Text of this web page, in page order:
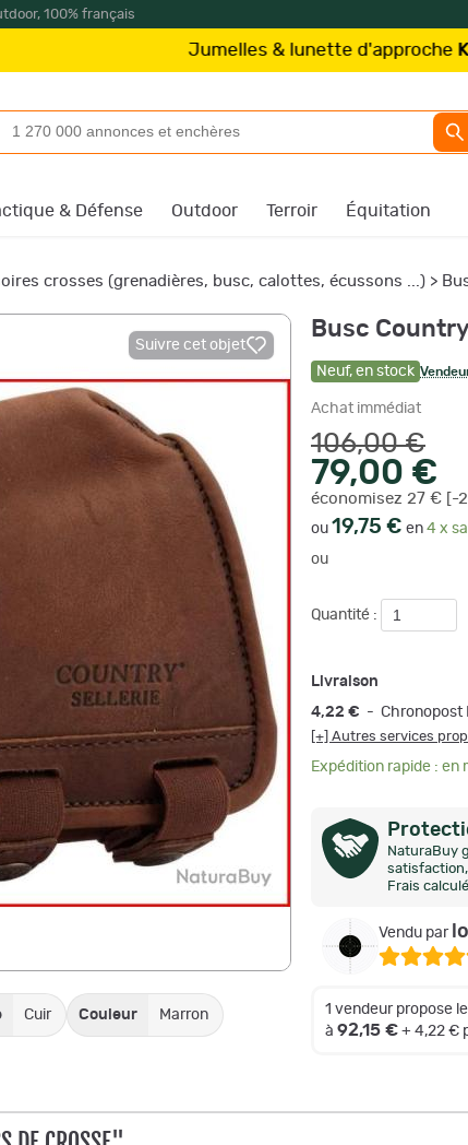
100% français
Jumelles & lunette d'approcheKite Optics à
& Défense Outdoor Terroir Équitation
crosses (grenadières, busc, calottes, écussons ...) >
Suivre cet objet
Cuir Couleur Marron
Busc
Neuf, en stock
Achat immédiat
106,00 €
79,00 €
économisez 27 € [-
ou 19,75 € en 4 x
ou
Quantité :
Livraison
4,22 € - Chronopost
[+] Autres services
Expédition rapide : en
NaturaBuy
Frais
Vendu par
1 vendeur propose
à 92,15 € + 4,22 €